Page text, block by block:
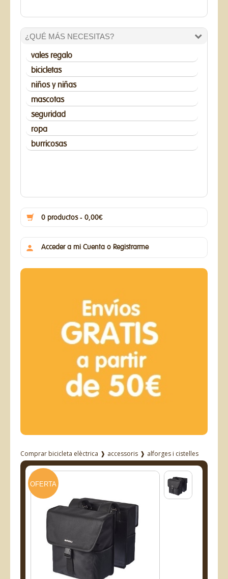
¿QUÉ MÁS NECESITAS?
vales regalo
bicicletas
niños y niñas
mascotas
seguridad
ropa
burricosas
0 productos - 0,00€
Acceder a mi Cuenta o Registrarme
Comprar bicicleta elèctrica ❱ accessoris ❱ alforges i cistelles
OFERTA